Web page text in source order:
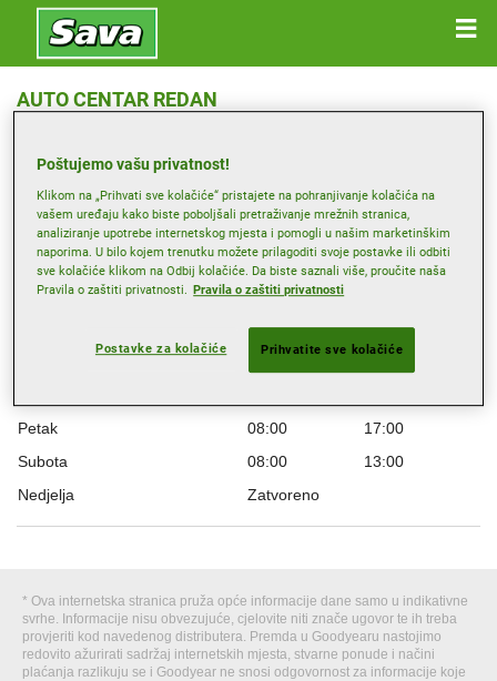
AUTO CENTAR REDAN
Primi smjernice
Radno vrijeme
Ponedjeljak 08:00
08:00
17:00
Petak
08:00
17:00
Subota
08:00
13:00
Nedjelja
Zatvoreno
* Ova internetska stranica pruža opće informacije dane samo u indikativne
svrhe. Informacije nisu obvezujuće, cjelovite niti znače ugovor te ih treba
provjeriti kod navedenog distributera. Premda u Goodyearu nastojimo
redovito ažurirati sadržaj internetskih mjesta, stvarne ponude i načini
plaćanja razlikuju se i Goodyear ne snosi odgovornost za informacije koje
Poštujemo vašu privatnost!
Klikom na „Prihvati sve kolačiće“ pristajete na pohranjivanje kolačića na
vašem uređaju kako biste poboljšali pretraživanje mrežnih stranica,
analiziranje upotrebe internetskog mjesta i pomogli u našim marketinškim
naporima. U bilo kojem trenutku možete prilagoditi svoje postavke ili odbiti
sve kolačiće klikom na Odbij kolačiće. Da biste saznali više, proučite naša
Pravila o zaštiti privatnosti. Pravila o zaštiti privatnosti
Postavke za kolačiće Prihvatite sve kolačiće